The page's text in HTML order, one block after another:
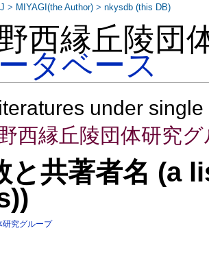
西縁丘陵団
タベース
under
西縁丘陵団体研究
と共著者名 (a
研究グループ
> MIYAGI(the Author) >nkysdb (this DB)